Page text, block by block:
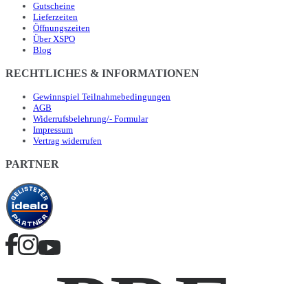
Gutscheine
Lieferzeiten
Öffnungszeiten
Über XSPO
Blog
RECHTLICHES & INFORMATIONEN
Gewinnspiel Teilnahmebedingungen
AGB
Widerrufsbelehrung/- Formular
Impressum
Vertrag widerrufen
PARTNER